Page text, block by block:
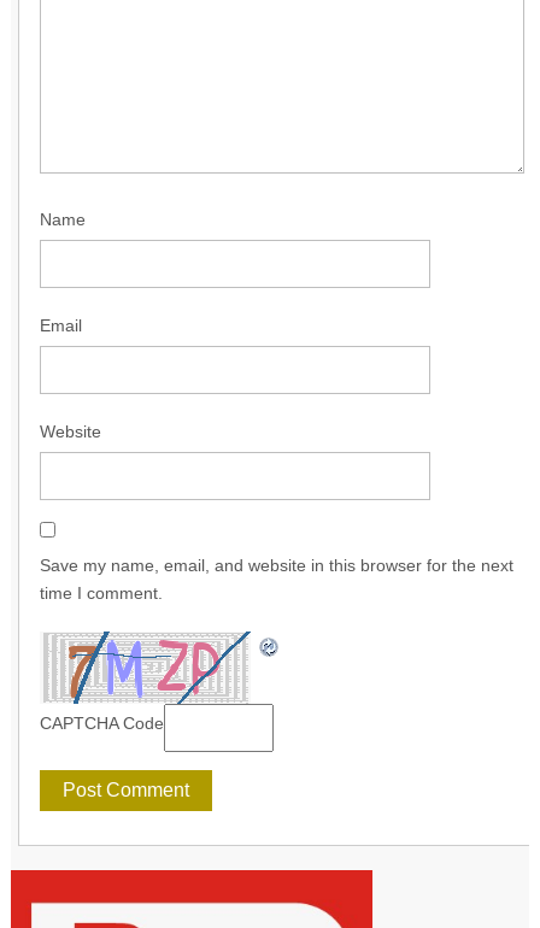
Name
Email
Website
Save my name, email, and website in this browser for the next
time I comment.
CAPTCHA Code